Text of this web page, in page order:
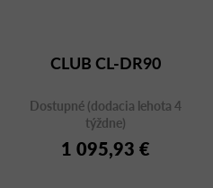
CLUB CL-DR90
Dostupné (dodacia lehota 4
týždne)
1 095,93 €